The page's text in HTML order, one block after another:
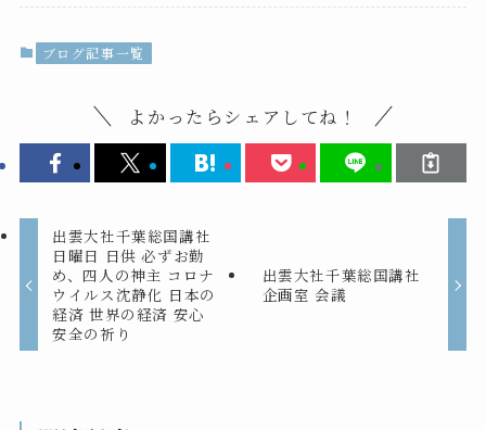
ブログ記事一覧
よかったらシェアしてね！
出雲大社千葉総国講社
日曜日 日供 必ずお勤
め、四人の神主 コロナ
ウイルス沈静化 日本の
経済 世界の経済 安心
安全の祈り
出雲大社千葉総国講社
企画室 会議